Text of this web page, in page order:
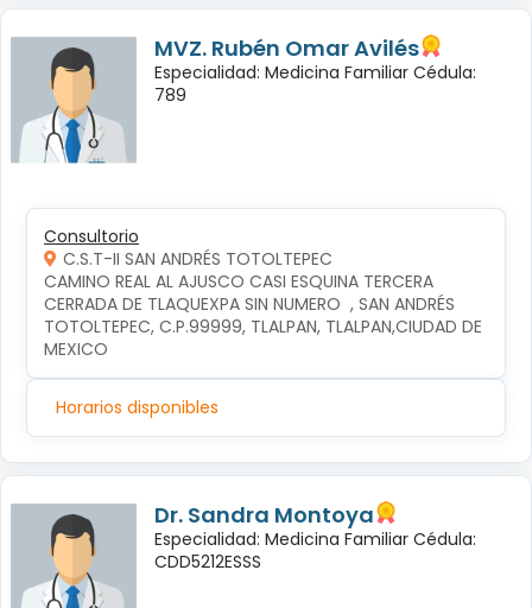
MVZ. Rubén Omar Avilés
Especialidad: Medicina Familiar Cédula:
789
Consultorio
C.S.T-II SAN ANDRÉS TOTOLTEPEC
CAMINO REAL AL AJUSCO CASI ESQUINA TERCERA
CERRADA DE TLAQUEXPA SIN NUMERO  , SAN ANDRÉS
TOTOLTEPEC, C.P.99999, TLALPAN, TLALPAN,CIUDAD DE
MEXICO
Horarios disponibles
Dr. Sandra Montoya
Especialidad: Medicina Familiar Cédula:
CDD5212ESSS